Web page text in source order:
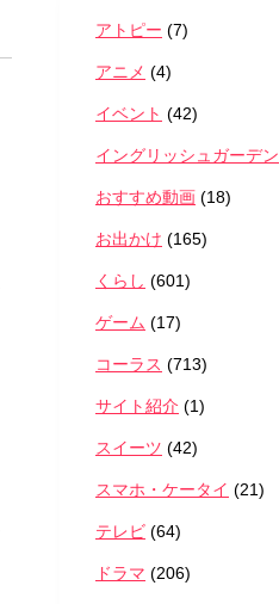
アトピー (7)
アニメ (4)
イベント (42)
イングリッシュガーデン
おすすめ動画 (18)
お出かけ (165)
くらし (601)
ゲーム (17)
コーラス (713)
サイト紹介 (1)
スイーツ (42)
スマホ・ケータイ (21)
テレビ (64)
ドラマ (206)